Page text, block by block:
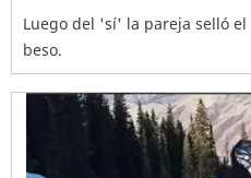
Luego del 'sí' la pareja selló
beso.